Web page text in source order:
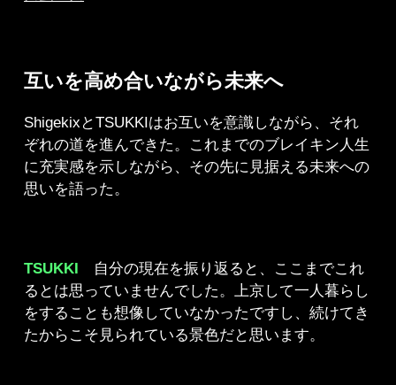
互いを高め合いながら未来へ
ShigekixとTSUKKIはお互いを意識しながら、それ
ぞれの道を進んできた。これまでのブレイキン人生
に充実感を示しながら、その先に見据える未来への
思いを語った。
TSUKKI 自分の現在を振り返ると、ここまでこれ
るとは思っていませんでした。上京して一人暮らし
をすることも想像していなかったですし、続けてき
たからこそ見られている景色だと思います。